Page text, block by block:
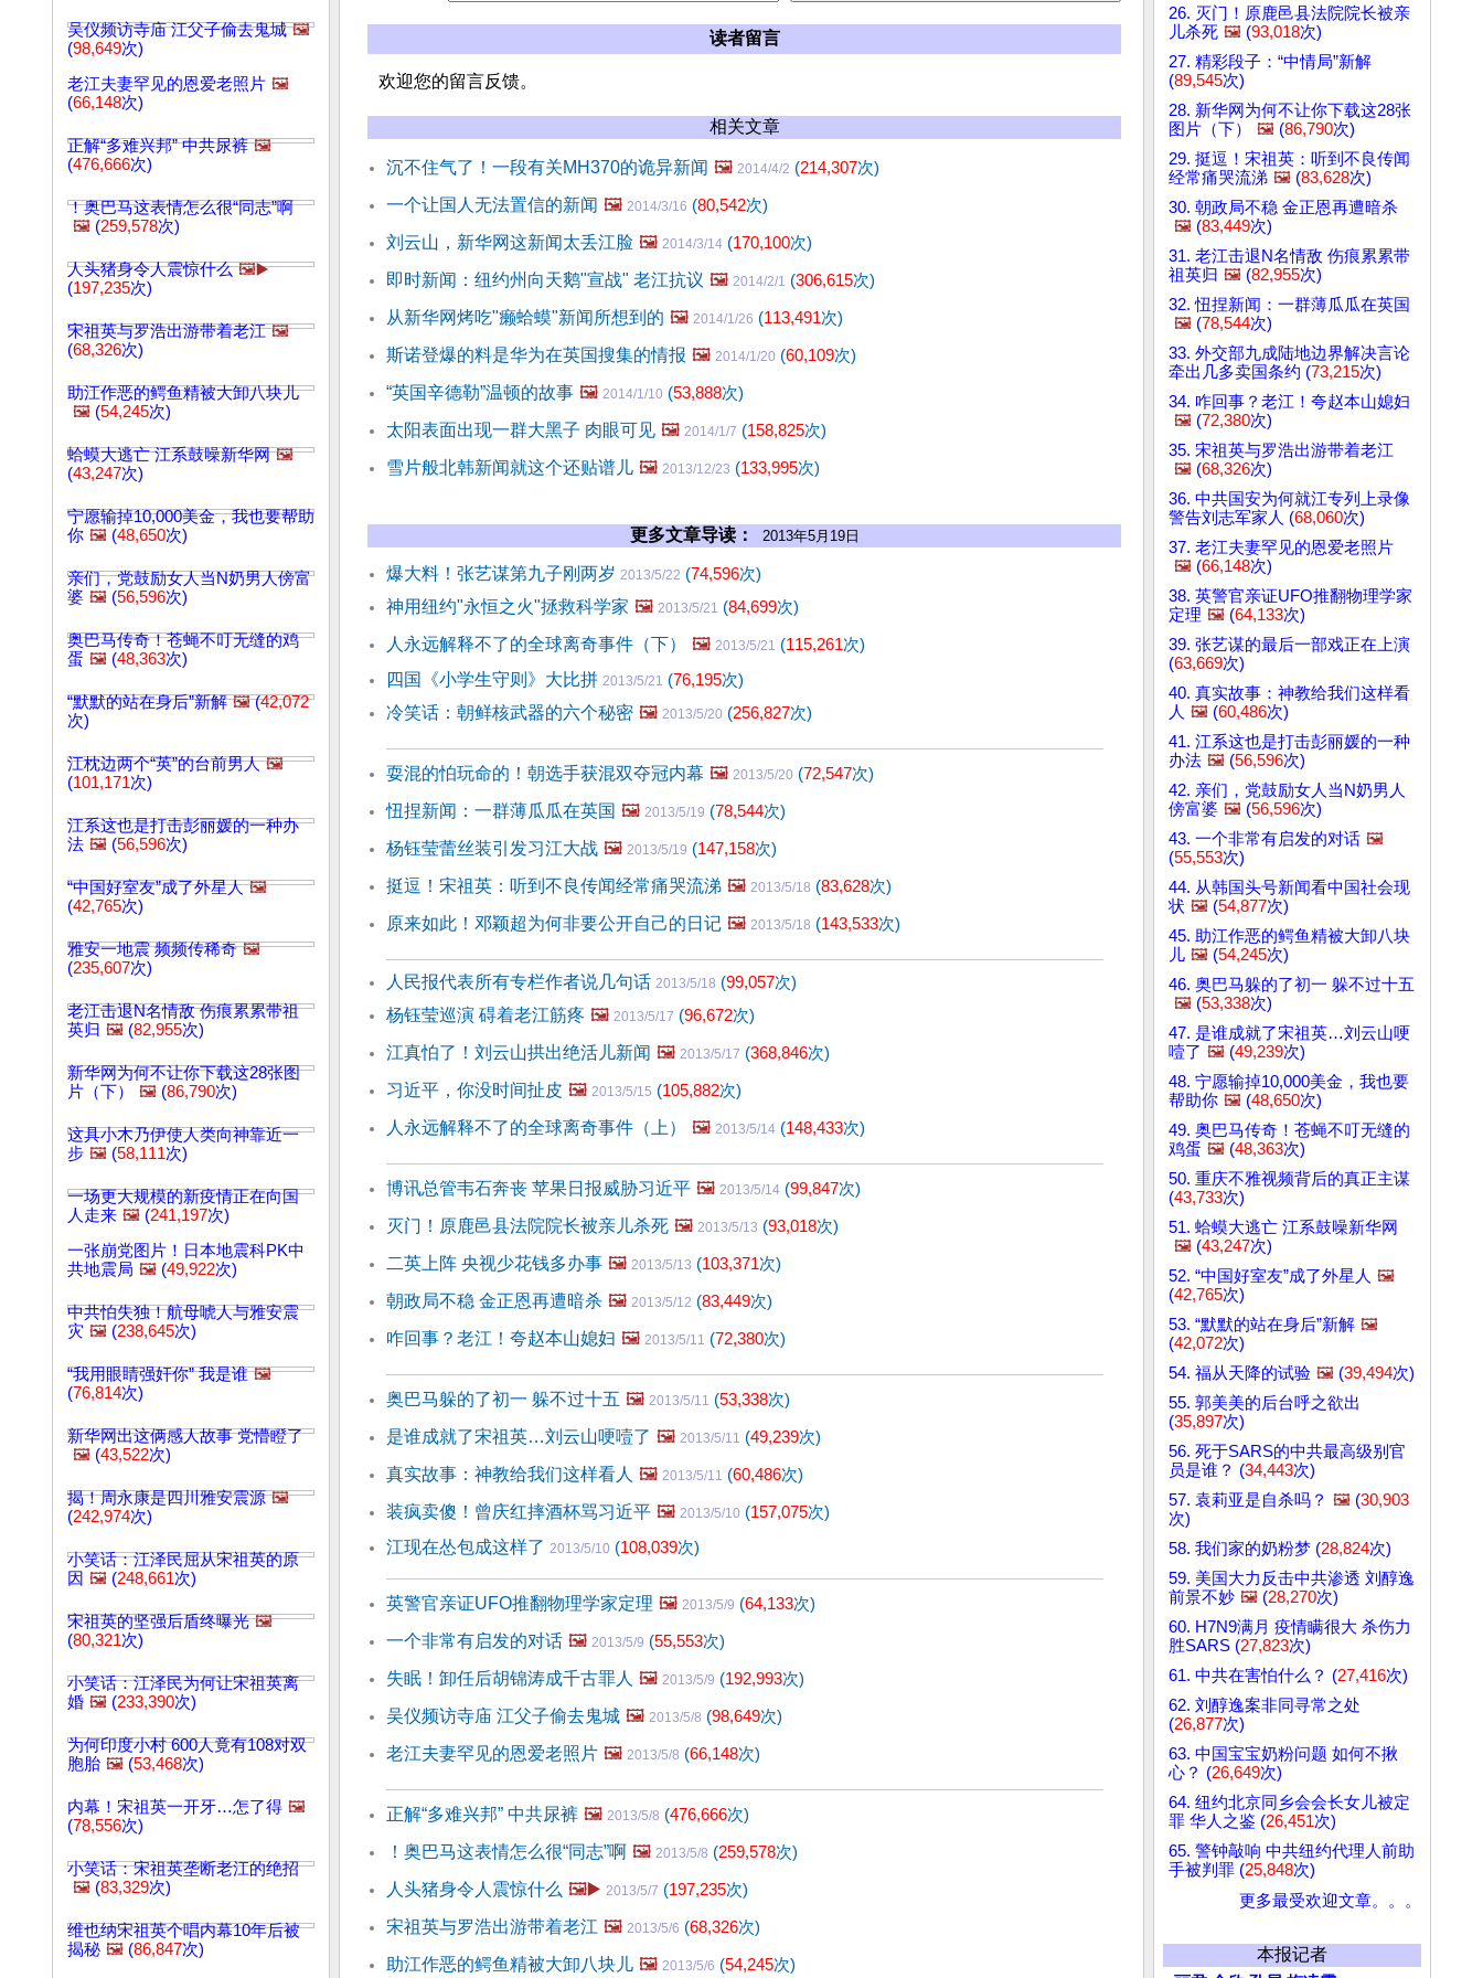
吴仪频访寺庙 江父子偷去鬼城 🖼️
(98,649次)
老江夫妻罕见的恩爱老照片 🖼️
(66,148次)
正解“多难兴邦” 中共尿裤 🖼️
(476,666次)
！奥巴马这表情怎么很“同志”啊
🖼️ (259,578次)
人头猪身令人震惊什么 🖼️▶️
(197,235次)
宋祖英与罗浩出游带着老江 🖼️
(68,326次)
助江作恶的鳄鱼精被大卸八块儿
🖼️ (54,245次)
蛤蟆大逃亡 江系鼓噪新华网 🖼️
(43,247次)
宁愿输掉10,000美金，我也要帮助
你 🖼️ (48,650次)
亲们，党鼓励女人当N奶男人傍富
婆 🖼️ (56,596次)
奥巴马传奇！苍蝇不叮无缝的鸡
蛋 🖼️ (48,363次)
“默默的站在身后”新解 🖼️(42,072
次)
江枕边两个“英”的台前男人 🖼️
(101,171次)
江系这也是打击彭丽媛的一种办
法 🖼️ (56,596次)
“中国好室友”成了外星人 🖼️
(42,765次)
雅安一地震 频频传稀奇 🖼️
(235,607次)
老江击退N名情敌 伤痕累累带祖
英归 🖼️ (82,955次)
新华网为何不让你下载这28张图
片（下）
🖼️ (86,790次)
这具小木乃伊使人类向神靠近一
步 🖼️ (58,111次)
一场更大规模的新疫情正在向国
人走来 🖼️ (241,197次)
一张崩党图片！日本地震科PK中
共地震局 🖼️ (49,922次)
中共怕失独！航母唬人与雅安震
灾 🖼️ (238,645次)
“我用眼睛强奸你” 我是谁 🖼️
(76,814次)
新华网出这俩感人故事 党懵瞪了
🖼️ (43,522次)
揭！周永康是四川雅安震源 🖼️
(242,974次)
小笑话：江泽民屈从宋祖英的原
因 🖼️ (248,661次)
宋祖英的坚强后盾终曝光 🖼️
(80,321次)
小笑话：江泽民为何让宋祖英离
婚 🖼️ (233,390次)
为何印度小村 600人竟有108对双
胞胎 🖼️ (53,468次)
内幕！宋祖英一开牙…怎了得 🖼️
(78,556次)
小笑话：宋祖英垄断老江的绝招
🖼️ (83,329次)
维也纳宋祖英个唱内幕10年后被
揭秘 🖼️ (86,847次)
读者留言
欢迎您的留言反馈。
相关文章
沉不住气了！一段有关MH370的诡异新闻 🖼️ 2014/4/2 (214,307次)
一个让国人无法置信的新闻 🖼️ 2014/3/16 (80,542次)
刘云山，新华网这新闻太丢江脸 🖼️ 2014/3/14 (170,100次)
即时新闻：纽约州向天鹅"宣战" 老江抗议 🖼️ 2014/2/1 (306,615次)
从新华网烤吃"癞蛤蟆"新闻所想到的 🖼️ 2014/1/26 (113,491次)
斯诺登爆的料是华为在英国搜集的情报 🖼️ 2014/1/20 (60,109次)
“英国辛德勒”温顿的故事 🖼️ 2014/1/10 (53,888次)
太阳表面出现一群大黑子 肉眼可见 🖼️ 2014/1/7 (158,825次)
雪片般北韩新闻就这个还贴谱儿 🖼️ 2013/12/23 (133,995次)
更多文章导读： 2013年5月19日
爆大料！张艺谋第九子刚两岁 2013/5/22 (74,596次)
神用纽约"永恒之火"拯救科学家 🖼️ 2013/5/21 (84,699次)
人永远解释不了的全球离奇事件（下）
🖼️ 2013/5/21 (115,261次)
四国《小学生守则》大比拼 2013/5/21 (76,195次)
冷笑话：朝鲜核武器的六个秘密 🖼️ 2013/5/20 (256,827次)
耍混的怕玩命的！朝选手获混双夺冠内幕 🖼️ 2013/5/20 (72,547次)
忸捏新闻：一群薄瓜瓜在英国 🖼️ 2013/5/19 (78,544次)
杨钰莹蕾丝装引发习江大战 🖼️ 2013/5/19 (147,158次)
挺逗！宋祖英：听到不良传闻经常痛哭流涕 🖼️ 2013/5/18 (83,628次)
原来如此！邓颖超为何非要公开自己的日记 🖼️ 2013/5/18 (143,533次)
人民报代表所有专栏作者说几句话 2013/5/18 (99,057次)
杨钰莹巡演 碍着老江筋疼 🖼️ 2013/5/17 (96,672次)
江真怕了！刘云山拱出绝活儿新闻 🖼️ 2013/5/17 (368,846次)
习近平，你没时间扯皮 🖼️ 2013/5/15 (105,882次)
人永远解释不了的全球离奇事件（上）
🖼️ 2013/5/14 (148,433次)
博讯总管韦石奔丧 苹果日报威胁习近平 🖼️ 2013/5/14 (99,847次)
灭门！原鹿邑县法院院长被亲儿杀死 🖼️ 2013/5/13 (93,018次)
二英上阵 央视少花钱多办事 🖼️ 2013/5/13 (103,371次)
朝政局不稳 金正恩再遭暗杀 🖼️ 2013/5/12 (83,449次)
咋回事？老江！夸赵本山媳妇 🖼️ 2013/5/11 (72,380次)
奥巴马躲的了初一 躲不过十五 🖼️ 2013/5/11 (53,338次)
是谁成就了宋祖英…刘云山哽噎了 🖼️ 2013/5/11 (49,239次)
真实故事：神教给我们这样看人 🖼️ 2013/5/11 (60,486次)
装疯卖傻！曾庆红摔酒杯骂习近平 🖼️ 2013/5/10 (157,075次)
江现在怂包成这样了 2013/5/10 (108,039次)
英警官亲证UFO推翻物理学家定理 🖼️ 2013/5/9 (64,133次)
一个非常有启发的对话 🖼️ 2013/5/9 (55,553次)
失眠！卸任后胡锦涛成千古罪人 🖼️ 2013/5/9 (192,993次)
吴仪频访寺庙 江父子偷去鬼城 🖼️ 2013/5/8 (98,649次)
老江夫妻罕见的恩爱老照片 🖼️ 2013/5/8 (66,148次)
正解“多难兴邦” 中共尿裤 🖼️ 2013/5/8 (476,666次)
！奥巴马这表情怎么很“同志”啊 🖼️ 2013/5/8 (259,578次)
人头猪身令人震惊什么 🖼️▶️ 2013/5/7 (197,235次)
宋祖英与罗浩出游带着老江 🖼️ 2013/5/6 (68,326次)
助江作恶的鳄鱼精被大卸八块儿 🖼️ 2013/5/6 (54,245次)
26. 灭门！原鹿邑县法院院长被亲
儿杀死 🖼️ (93,018次)
27. 精彩段子：“中情局”新解
(89,545次)
28. 新华网为何不让你下载这28张
图片（下）
🖼️ (86,790次)
29. 挺逗！宋祖英：听到不良传闻
经常痛哭流涕 🖼️ (83,628次)
30. 朝政局不稳 金正恩再遭暗杀
🖼️ (83,449次)
31. 老江击退N名情敌 伤痕累累带
祖英归 🖼️ (82,955次)
32. 忸捏新闻：一群薄瓜瓜在英国
🖼️ (78,544次)
33. 外交部九成陆地边界解决言论
牵出几多卖国条约 (73,215次)
34. 咋回事？老江！夸赵本山媳妇
🖼️ (72,380次)
35. 宋祖英与罗浩出游带着老江
🖼️ (68,326次)
36. 中共国安为何就江专列上录像
警告刘志军家人 (68,060次)
37. 老江夫妻罕见的恩爱老照片
🖼️ (66,148次)
38. 英警官亲证UFO推翻物理学家
定理 🖼️ (64,133次)
39. 张艺谋的最后一部戏正在上演
(63,669次)
40. 真实故事：神教给我们这样看
人 🖼️ (60,486次)
41. 江系这也是打击彭丽媛的一种
办法 🖼️ (56,596次)
42. 亲们，党鼓励女人当N奶男人
傍富婆 🖼️ (56,596次)
43. 一个非常有启发的对话 🖼️
(55,553次)
44. 从韩国头号新闻看中国社会现
状 🖼️ (54,877次)
45. 助江作恶的鳄鱼精被大卸八块
儿 🖼️ (54,245次)
46. 奥巴马躲的了初一 躲不过十五
🖼️ (53,338次)
47. 是谁成就了宋祖英…刘云山哽
噎了 🖼️ (49,239次)
48. 宁愿输掉10,000美金，我也要
帮助你 🖼️ (48,650次)
49. 奥巴马传奇！苍蝇不叮无缝的
鸡蛋 🖼️ (48,363次)
50. 重庆不雅视频背后的真正主谋
(43,733次)
51. 蛤蟆大逃亡 江系鼓噪新华网
🖼️ (43,247次)
52. “中国好室友”成了外星人 🖼️
(42,765次)
53. “默默的站在身后”新解 🖼️
(42,072次)
54. 福从天降的试验 🖼️ (39,494次)
55. 郭美美的后台呼之欲出
(35,897次)
56. 死于SARS的中共最高级别官
员是谁？ (34,443次)
57. 袁莉亚是自杀吗？ 🖼️ (30,903
次)
58. 我们家的奶粉梦 (28,824次)
59. 美国大力反击中共渗透 刘醇逸
前景不妙 🖼️ (28,270次)
60. H7N9满月 疫情瞒很大 杀伤力
胜SARS (27,823次)
61. 中共在害怕什么？ (27,416次)
62. 刘醇逸案非同寻常之处
(26,877次)
63. 中国宝宝奶粉问题 如何不揪
心？ (26,649次)
64. 纽约北京同乡会会长女儿被定
罪 华人之鉴 (26,451次)
65. 警钟敲响 中共纽约代理人前助
手被判罪 (25,848次)
更多最受欢迎文章。。。
本报记者